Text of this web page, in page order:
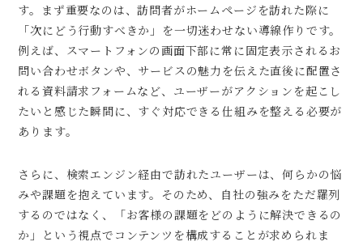
す。まず重要なのは、訪問者がホームページを訪れた際に
「次にどう行動すべきか」を一切迷わせない導線作りです。
例えば、スマートフォンの画面下部に常に固定表示されるお
問い合わせボタンや、サービスの魅力を伝えた直後に配置さ
れる資料請求フォームなど、ユーザーがアクションを起こし
たいと感じた瞬間に、すぐ対応できる仕組みを整える必要が
あります。
さらに、検索エンジン経由で訪れたユーザーは、何らかの悩
みや課題を抱えています。そのため、自社の強みをただ羅列
するのではなく、「お客様の課題をどのように解決できるの
か」という視点でコンテンツを構成することが求められま